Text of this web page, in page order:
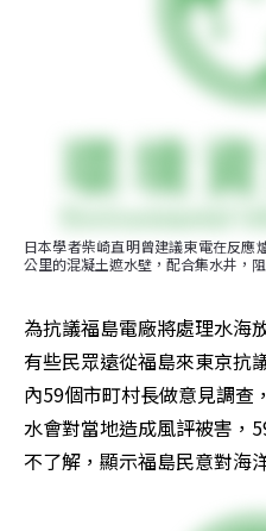
日本學者柴崎直明曾建議東電在反應
公里的混凝土遮水壁，配合集水井，
為抗議福島電廠將處理水海
有些民眾遠從福島來東京抗
內59個市町村長做意見調查
水會對當地造成風評被害，
不了解，顯示福島民意對海